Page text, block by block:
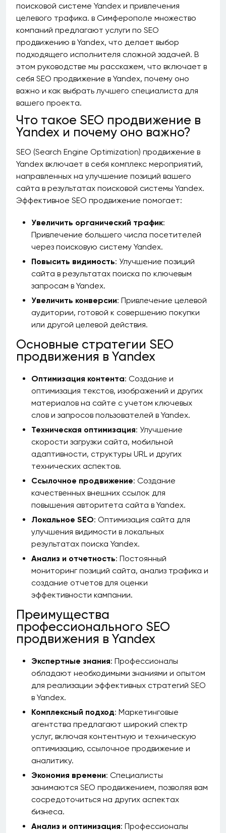
поисковой системе Yandex и привлечения
целевого трафика. в Симферополе множество
компаний предлагают услуги по SEO
продвижению в Yandex, что делает выбор
подходящего исполнителя сложной задачей. В
этом руководстве мы расскажем, что включает в
себя SEO продвижение в Yandex, почему оно
важно и как выбрать лучшего специалиста для
вашего проекта.
Что такое SEO продвижение в
Yandex и почему оно важно?
SEO (Search Engine Optimization) продвижение в
Yandex включает в себя комплекс мероприятий,
направленных на улучшение позиций вашего
сайта в результатах поисковой системы Yandex.
Эффективное SEO продвижение помогает:
Увеличить органический трафик:
Привлечение большего числа посетителей
через поисковую систему Yandex.
Повысить видимость: Улучшение позиций
сайта в результатах поиска по ключевым
запросам в Yandex.
Увеличить конверсии: Привлечение целевой
аудитории, готовой к совершению покупки
или другой целевой действия.
Основные стратегии SEO
продвижения в Yandex
Оптимизация контента: Создание и
оптимизация текстов, изображений и других
материалов на сайте с учетом ключевых
слов и запросов пользователей в Yandex.
Техническая оптимизация: Улучшение
скорости загрузки сайта, мобильной
адаптивности, структуры URL и других
технических аспектов.
Ссылочное продвижение: Создание
качественных внешних ссылок для
повышения авторитета сайта в Yandex.
Локальное SEO: Оптимизация сайта для
улучшения видимости в локальных
результатах поиска Yandex.
Анализ и отчетность: Постоянный
мониторинг позиций сайта, анализ трафика и
создание отчетов для оценки
эффективности кампании.
Преимущества
профессионального SEO
продвижения в Yandex
Экспертные знания: Профессионалы
обладают необходимыми знаниями и опытом
для реализации эффективных стратегий SEO
в Yandex.
Комплексный подход: Маркетинговые
агентства предлагают широкий спектр
услуг, включая контентную и техническую
оптимизацию, ссылочное продвижение и
аналитику.
Экономия времени: Специалисты
занимаются SEO продвижением, позволяя вам
сосредоточиться на других аспектах
бизнеса.
Анализ и оптимизация: Профессионалы